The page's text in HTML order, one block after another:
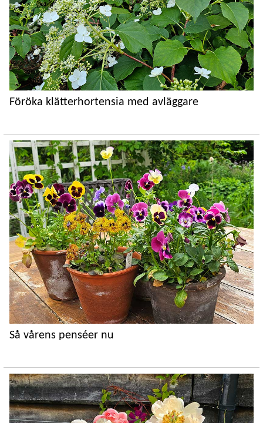
Föröka klätterhortensia med avläggare
Så vårens penséer nu